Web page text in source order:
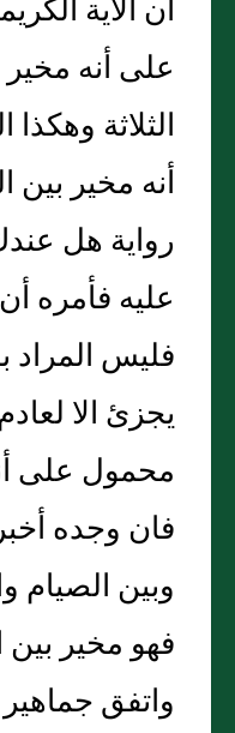
أن الآية
على أنه مخير
الثلاثة
أنه مخير بين
رواية هل
عليه فأمره
فليس المراد
يجزئ الا
محمول على
فان وجده
وبين الصيام
فهو مخير بين
واتفق